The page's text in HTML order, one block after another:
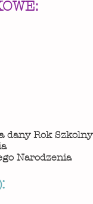
:
dany Rok Szkolny
Narodzenia